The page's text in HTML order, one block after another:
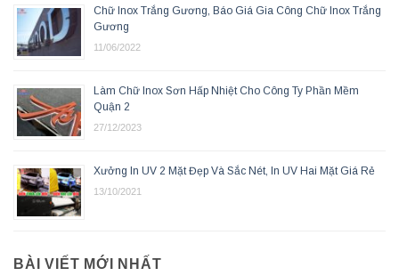
Chữ Inox Trắng Gương, Báo Giá Gia Công Chữ Inox Trắng
Gương
11/06/2022
Làm Chữ Inox Sơn Hấp Nhiệt Cho Công Ty Phần Mềm
Quận 2
27/12/2023
Xưởng In UV 2 Mặt Đẹp Và Sắc Nét, In UV Hai Mặt Giá Rẻ
13/10/2021
BÀI VIẾT MỚI NHẤT